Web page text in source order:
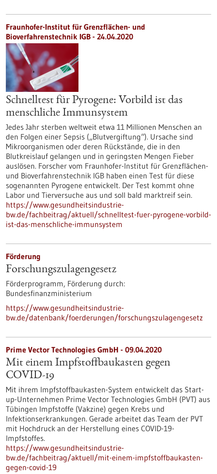
Fraunhofer-Institut für Grenzflächen- und
Bioverfahrenstechnik IGB - 24.04.2020
Schnelltest für Pyrogene: Vorbild ist das
menschliche Immunsystem
Jedes Jahr sterben weltweit etwa 11 Millionen Menschen an
den Folgen einer Sepsis („Blutvergiftung“). Ursache sind
Mikroorganismen oder deren Rückstände, die in den
Blutkreislauf gelangen und in geringsten Mengen Fieber
auslösen. Forscher vom Fraunhofer-Institut für Grenzflächen-
und Bioverfahrenstechnik IGB haben einen Test für diese
sogenannten Pyrogene entwickelt. Der Test kommt ohne
Labor und Tierversuche aus und soll bald marktreif sein.
https://www.gesundheitsindustrie-
bw.de/fachbeitrag/aktuell/schnelltest-fuer-pyrogene-vorbild-
ist-das-menschliche-immunsystem
Förderung
Forschungszulagengesetz
Förderprogramm, Förderung durch:
Bundesfinanzministerium
https://www.gesundheitsindustrie-
bw.de/datenbank/foerderungen/forschungszulagengesetz
Prime Vector Technologies GmbH - 09.04.2020
Mit einem Impfstoffbaukasten gegen
COVID-19
Mit ihrem Impfstoffbaukasten-System entwickelt das Start-
up-Unternehmen Prime Vector Technologies GmbH (PVT) aus
Tübingen Impfstoffe (Vakzine) gegen Krebs und
Infektionserkrankungen. Gerade arbeitet das Team der PVT
mit Hochdruck an der Herstellung eines COVID-19-
Impfstoffes.
https://www.gesundheitsindustrie-
bw.de/fachbeitrag/aktuell/mit-einem-impfstoffbaukasten-
gegen-covid-19